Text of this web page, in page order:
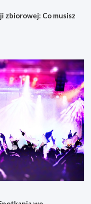
zbiorowej: Co musisz